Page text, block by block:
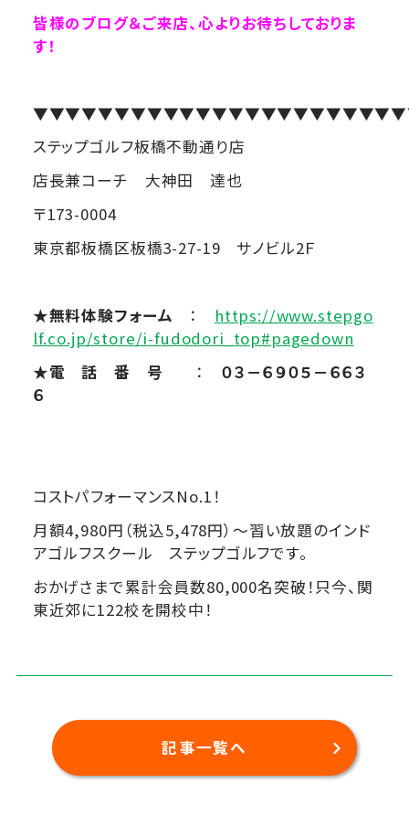
皆様のブログ＆ご来店、心よりお待ちしておりま
す！
ステップゴルフ板橋不動通り店
店長兼コーチ 大神田 達也
〒173-0004
東京都板橋区板橋3-27-19 サノビル2Ｆ
★無料体験フォーム ： https://www.stepgo
lf.co.jp/store/i-fudodori_top#pagedown
★電 話 番 号
： ０３－６９０５－６６３
６
コストパフォーマンスNo.1！
月額4,980円（税込5,478円）～習い放題のインド
アゴルフスクール ステップゴルフです。
おかげさまで累計会員数80,000名突破！只今、関
東近郊に122校を開校中！
記事一覧へ